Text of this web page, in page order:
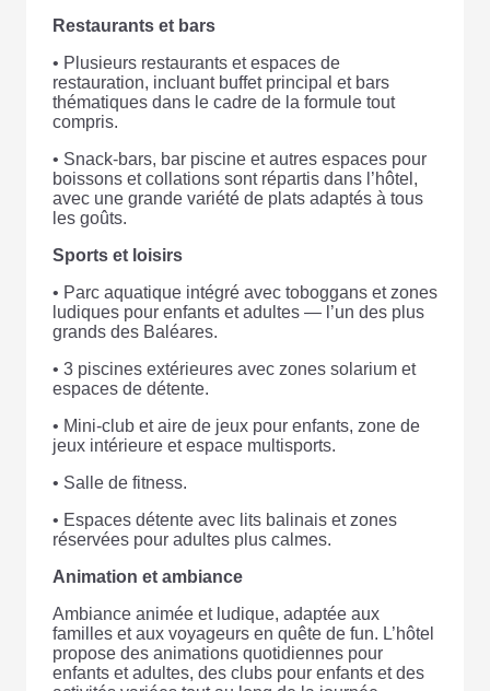
Restaurants et bars
• Plusieurs restaurants et espaces de
restauration, incluant buffet principal et bars
thématiques dans le cadre de la formule tout
compris.
• Snack-bars, bar piscine et autres espaces pour
boissons et collations sont répartis dans l’hôtel,
avec une grande variété de plats adaptés à tous
les goûts.
Sports et loisirs
• Parc aquatique intégré avec toboggans et zones
ludiques pour enfants et adultes — l’un des plus
grands des Baléares.
• 3 piscines extérieures avec zones solarium et
espaces de détente.
• Mini-club et aire de jeux pour enfants, zone de
jeux intérieure et espace multisports.
• Salle de fitness.
• Espaces détente avec lits balinais et zones
réservées pour adultes plus calmes.
Animation et ambiance
Ambiance animée et ludique, adaptée aux
familles et aux voyageurs en quête de fun. L’hôtel
propose des animations quotidiennes pour
enfants et adultes, des clubs pour enfants et des